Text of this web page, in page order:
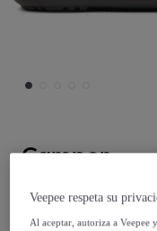
Camper
Botines -
liso
Veepee respeta su
Al aceptar, autoriza a Veepee